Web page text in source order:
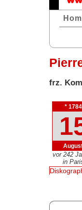
frz.
* 1784
vor 242
in